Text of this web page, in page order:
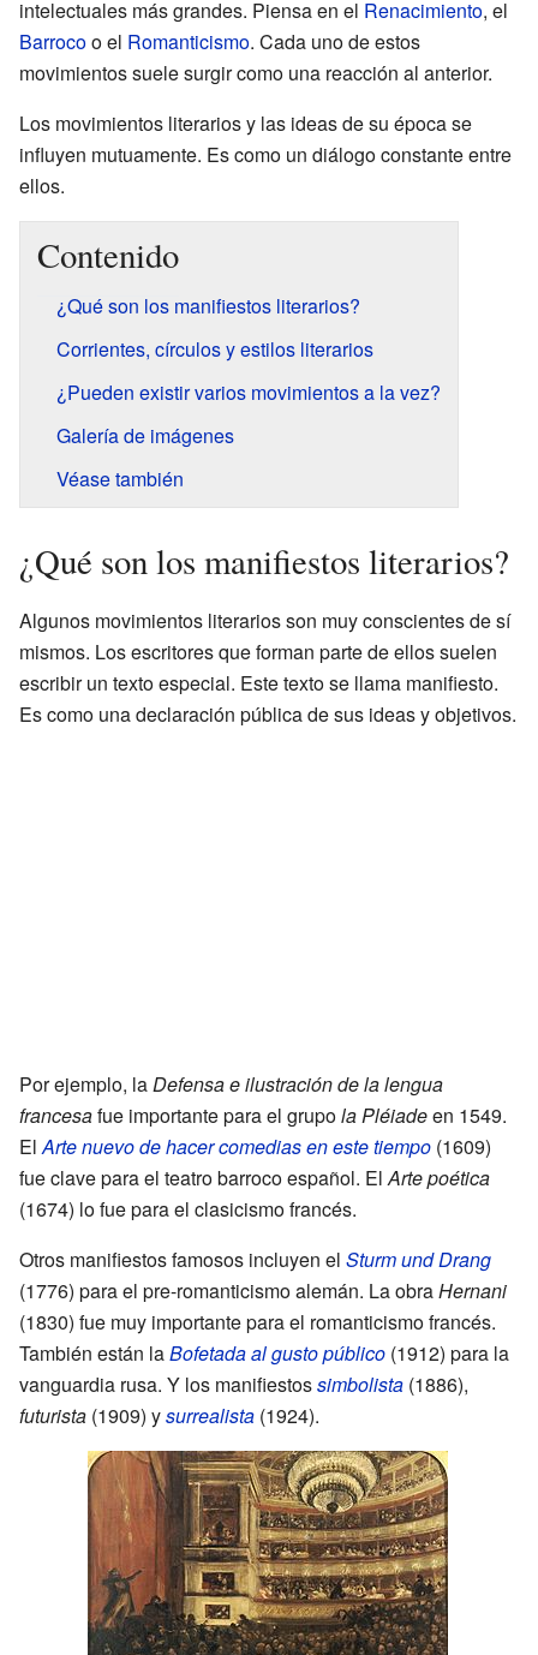
intelectuales más grandes. Piensa en el Renacimiento, el
Barrocoo el Romanticismo. Cada uno de estos
movimientos suele surgir como una reacción al anterior.
Los movimientos literarios y las ideas de su época se
influyen mutuamente. Es como un diálogo constante entre
ellos.
Contenido
¿Qué son los manifiestos literarios?
Corrientes, círculos y estilos literarios
¿Pueden existir varios movimientos a la vez?
Galería de imágenes
Véase también
¿Qué son los manifiestos literarios?
Algunos movimientos literarios son muy conscientes de sí
mismos. Los escritores que forman parte de ellos suelen
escribir un texto especial. Este texto se llama manifiesto.
Es como una declaración pública de sus ideas y objetivos.
Por ejemplo, laDefensa e ilustración de la lengua
francesafue importante para el grupola Pléiadeen 1549.
ElArte nuevo de hacer comedias en este tiempo (1609)
fue clave para el teatro barroco español. ElArte poética
(1674) lo fue para el clasicismo francés.
Otros manifiestos famosos incluyen el Sturm und Drang
(1776) para el pre-romanticismo alemán. La obraHernani
(1830) fue muy importante para el romanticismo francés.
También están laBofetada al gusto público (1912) para la
vanguardia rusa. Y los manifiestossimbolista (1886),
futurista (1909) ysurrealista (1924).